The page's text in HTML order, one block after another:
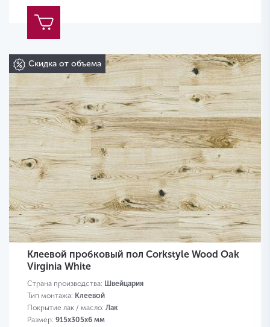
Скидка от объема
Клеевой пробковый пол Corkstyle Wood Oak
Virginia White
Страна производства: Швейцария
Тип монтажа: Клеевой
Покрытие лак / масло: Лак
Размер: 915х305х6 мм